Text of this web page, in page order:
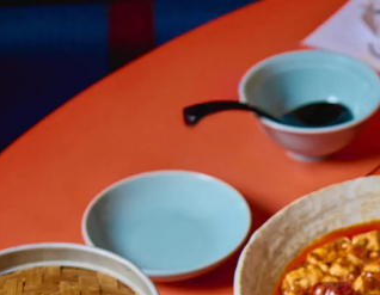
京都西山ってどんなところ 京都西山をめ